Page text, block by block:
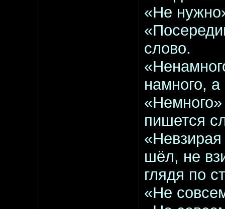
«Не
слово.
намного,
пишется
шёл, не
глядя по
«Не